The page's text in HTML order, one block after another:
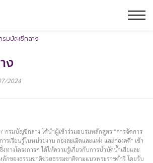
รมบัญชีกลาง
ง
2024
กรมบัญชีกลาง ได้นำผู้เข้าร่วมอบรมหลักสูตร “การจัดการ
เรียนรู้ในหน่วยงาน กองละเมิดและแพ่ง และกองคดี” เข้า
างโครงการฯ ได้ให้ความรู้เกี่ยวกับการบำบัดน้ำเสียและ
กของธรรมชาติช่วยธรรมชาติตามแนวพระราชดำริ โดยรับ